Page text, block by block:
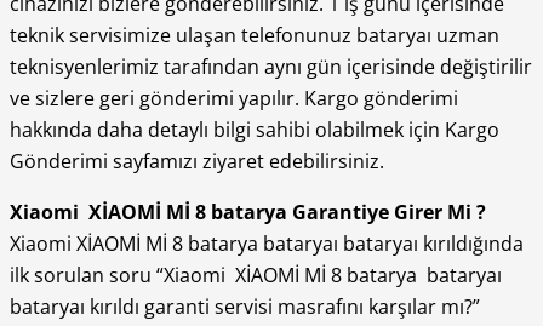
teknik servisimize ulaşan telefonunuz bataryaı uzman
teknisyenlerimiz tarafından aynı gün içerisinde değiştirilir
ve sizlere geri gönderimi yapılır. Kargo gönderimi
hakkında daha detaylı bilgi sahibi olabilmek için Kargo
Gönderimi sayfamızı ziyaret edebilirsiniz.
Xiaomi XİAOMİ Mİ 8 batarya Garantiye Girer Mi ?
Xiaomi XİAOMİ Mİ 8 batarya bataryaı bataryaı kırıldığında
ilk sorulan soru “Xiaomi XİAOMİ Mİ 8 batarya bataryaı
bataryaı kırıldı garanti servisi masrafını karşılar mı?”